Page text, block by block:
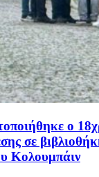
ο
σε
Κολουμπάιν